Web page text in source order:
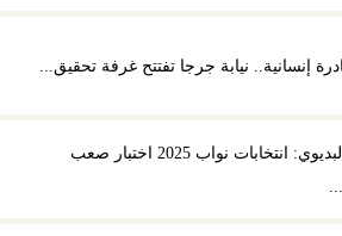
إنسانية.. نيابة جرجا تفتتح غرفة تحقيق...
محسن البديوي: انتخابات نواب 2025 اختبار صعب